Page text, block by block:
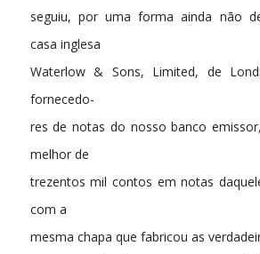
seguiu, por uma forma ainda não
casa inglesa
Waterlow & Sons, Limited, de
fornecedo-
res de notas do nosso banco
melhor de
trezentos mil contos em notas
com a
mesma chapa que fabricou as